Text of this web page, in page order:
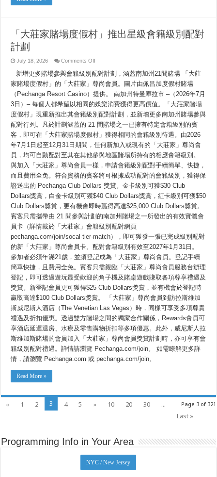
VÀO
DANH
SÁCH
「大莊家賭場度假村」推出星級會籍級別配對
計劃
July 18, 2026 Comments Offon
莊
家
賭
場
度
假
村」
推
出
星
級
會
籍
級
別
計
劃
– 新增更多賭場參與會籍級別配對計劃，涵蓋南加州21間賭場 「大莊
家賭場度假村」的「大莊家」尊尚會員。圖片由佩昌加度假村賭場
（Pechanga Resort Casino）提供。 南加州特曼庫拉市 –（2026年7月
3日）– 每個人都希望以相同的娛樂消費獲得更高價值。「大莊家賭場
度假村」現重新推出其會籍級別配對計劃，並新增更多南加州賭場參與
配對行列。凡於計劃涵蓋的 21 間賭場之一已擁有特定會籍級別的賓
客，即可在「大莊家賭場度假村」獲得相同的會籍級別待遇。由2026
年7月1日起至12月31日期間，任何新加入或現有的「大莊家」尊尚會
員，均可自動配對至其在其他參與地區賭場所持有的相應會籍級別。
與加入「大莊家」尊尚會員一樣，申請會籍級別配對手續簡單、快捷，
而且費用全免。符合資格的賓客將可根據成功配對的會籍級別，獲得保
證送出的 Pechanga Club Dollars 獎賞。金卡級別可獲$30 Club
Dollars獎賞，白金卡級別可獲$40 Club Dollars獎賞，紅卡級別可獲$50
Club Dollars獎賞，更有機會即時贏得高達$25,000 Club Dollars獎賞。
賓客只需攜帶由 21 間參與計劃的南加州賭場之一所發出的有效實體會
員卡（詳情載於「大莊家」會籍級別配對網頁
pechanga.com/join/socal-tier-match），即可獲發一張已完成級別配對
的新「大莊家」尊尚會員卡。配對會籍級別有效至2027年1月31日。
參加者必須年滿21歲，並須登記成為「大莊家」尊尚會員。登記手續
簡單快捷，且費用全免。賓客只需親臨「大莊家」尊尚會員服務台辦理
登記，即可透過遊玩最受歡迎的角子機及賭桌遊戲賺取各項尊享禮遇及
獎賞。新登記會員更可獲得$25 Club Dollars獎賞，並有機會於登記時
贏取高達$100 Club Dollars獎賞。 「大莊家」尊尚會員到訪拉斯維加
斯威尼斯人酒店（The Venetian Las Vegas）時，同樣可享受多項尊貴
禮遇及折扣優惠。透過雙方賭場之間的獨家合作關係，Rewards會員可
享酒店延遲退房、水療及零售購物折扣等多項優惠。此外，威尼斯人拉
斯維加斯賭場的會員加入「大莊家」尊尚會員獎賞計劃時，亦可享有會
籍級別配對禮遇。詳情請瀏覽 Pechanga.com/join。 如需瞭解更多詳
情，請瀏覽 Pechanga.com 或 pechanga.com/join。
Read More »
Page 3 of 321
« 1 2 3 4 5 » 10 20 30
...
Last »
Programming Info in Your Area
NYC / New Jersey